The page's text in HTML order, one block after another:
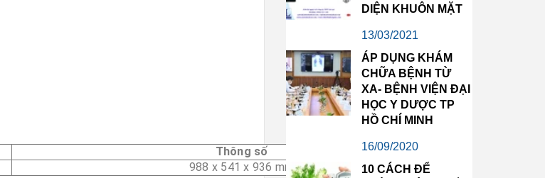
Thông số
988 x 541 x 936 mm
DIỆN KHUÔN MẶT
13/03/2021
ÁP DỤNG KHÁM
CHỮA BỆNH TỪ
XA- BỆNH VIỆN ĐẠI
HỌC Y DƯỢC TP
HỒ CHÍ MINH
16/09/2020
10 CÁCH ĐỂ